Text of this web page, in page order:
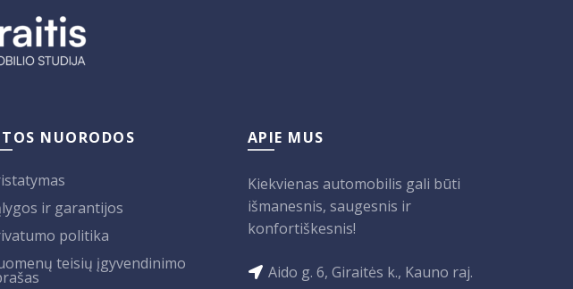
NUORODOS
ir garantijos
politika
teisių įgyvendinimo
APIE MUS
Kiekvienas automobilis gali būti
išmanesnis, saugesnis ir
konfortiškesnis!
Aido g. 6, Giraitės k., Kauno raj.